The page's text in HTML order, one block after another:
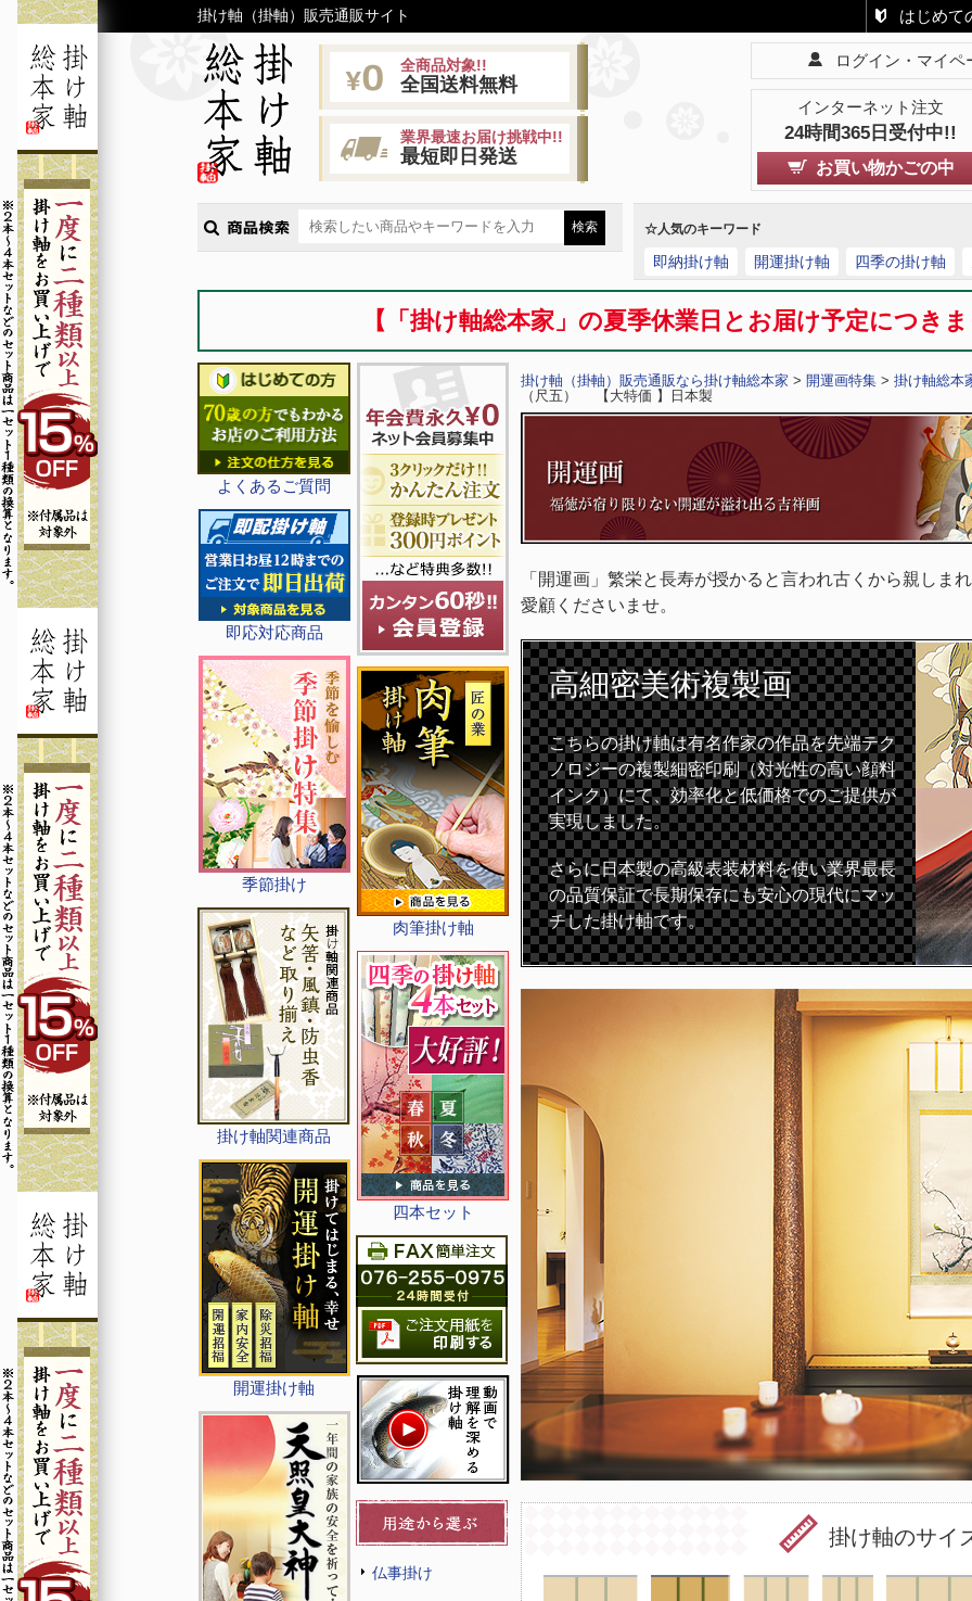
掛け軸（掛軸）販売通販サイト はじめて
全商品対象!!
全国送料無料
業界最速お届け挑戦中!!
最短即日発送
ログイン・マイペ
インターネット注文
24時間365日受付中!!
お買い物かごの中
☆人気のキーワード
即納掛け軸 開運掛け軸 四季の掛け軸
【「掛け軸総本家」の夏季休業日とお届け予定につ
よくあるご質問
即応対応商品
季節掛け
掛け軸関連商品
開運掛け軸
肉筆掛け軸
四本セット
仏事掛け
掛け軸（掛軸）販売通販なら掛け軸総本家 > 開運画特集 > 掛け軸総本
（尺五） 【大特価 】日本製
「開運画」繁栄と長寿が授かると言われ古くから親しま
愛顧くださいませ。
高細密美術複製画
こちらの掛け軸は有名作家の作品を先端テク
ノロジーの複製細密印刷（対光性の高い顔料
インク）にて、効率化と低価格でのご提供が
実現しました。
さらに日本製の高級表装材料を使い業界最長
の品質保証で長期保存にも安心の現代にマッ
チした掛け軸です。
掛け軸のサイ